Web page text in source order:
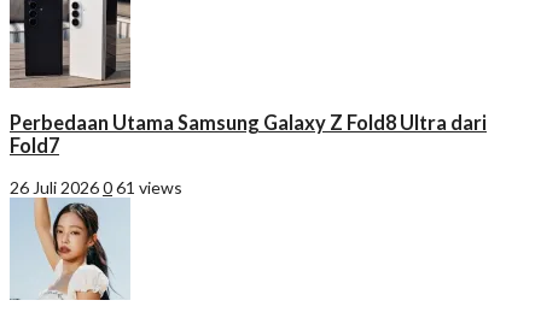
Perbedaan Utama Samsung Galaxy Z Fold8 Ultra dari
Fold7
26 Juli 2026061 views